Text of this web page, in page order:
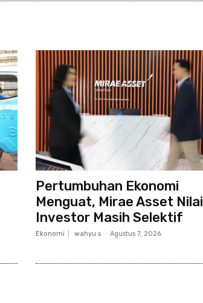
Pertumbuhan Ekonomi
Menguat, Mirae Asset Nilai
Investor Masih Selektif
Ekonomi wahyu s - Agustus 7, 2026